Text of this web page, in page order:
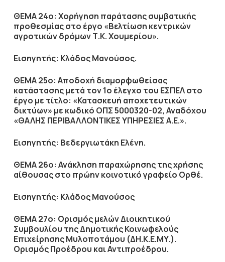
ΘΕΜΑ 24ο: Χορήγηση παράτασης συμβατικής
προθεσμίας στο έργο «Βελτίωση κεντρικών
αγροτικών δρόμων Τ.Κ. Χουμερίου».
Εισηγητής: Κλάδος Μανούσος.
ΘΕΜΑ 25ο: Αποδοχή διαμορφωθείσας
κατάστασης μετά τον 1ο έλεγχο του ΕΣΠΕΛ στο
έργο με τίτλο: «Κατασκευή αποχετευτικών
δικτύων» με κωδικό ΟΠΣ 5000320-02, Αναδόχου
«ΘΑΛΗΣ ΠΕΡΙΒΑΛΛΟΝΤΙΚΕΣ ΥΠΗΡΕΣΙΕΣ Α.Ε.».
Εισηγητής: Βεδεργιωτάκη Ελένη.
ΘΕΜΑ 26ο: Ανάκληση παραχώρησης της χρήσης
αίθουσας στο πρώην κοινοτικό γραφείο Ορθέ.
Εισηγητής: Κλάδος Μανούσος
ΘΕΜΑ 27ο: Ορισμός μελών Διοικητικού
Συμβουλίου της Δημοτικής Κοινωφελούς
Επιχείρησης Μυλοποτάμου (ΔΗ.Κ.Ε.ΜΥ.).
Ορισμός Προέδρου και Αντιπροέδρου.